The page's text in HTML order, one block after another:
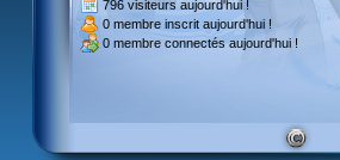
796 visiteurs aujourd'hui !
0 membre inscrit aujourd'hui !
0 membre connectés aujourd'hui !